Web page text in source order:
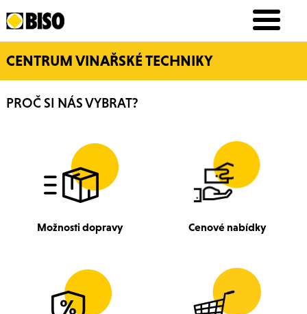
CENTRUM VINAŘSKÉ TECHNIKY
PROČ SI NÁS VYBRAT?
Možnosti dopravy Cenové nabídky